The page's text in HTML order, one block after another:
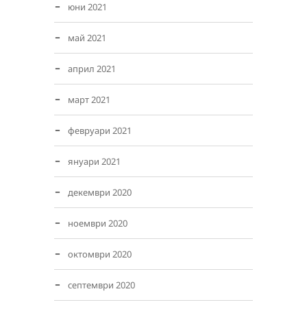
юни 2021
май 2021
април 2021
март 2021
февруари 2021
януари 2021
декември 2020
ноември 2020
октомври 2020
септември 2020